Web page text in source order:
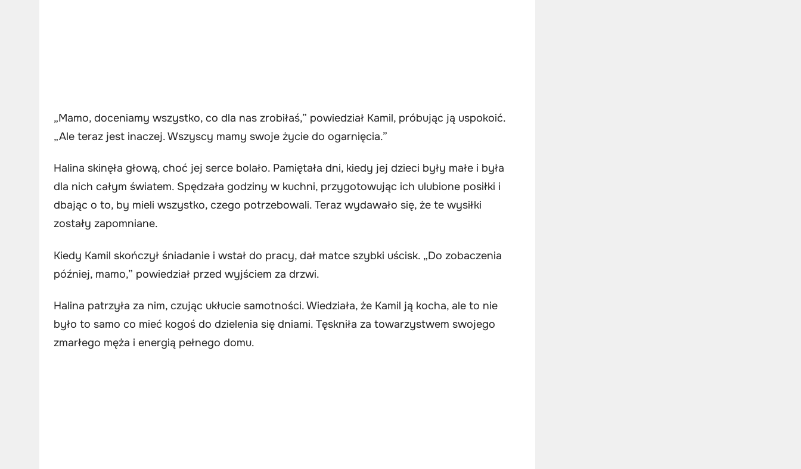
„Mamo, doceniamy wszystko, co dla nas zrobiłaś,” powiedział Kamil, próbując ją uspokoić.
„Ale teraz jest inaczej. Wszyscy mamy swoje życie do ogarnięcia.”
Halina skinęła głową, choć jej serce bolało. Pamiętała dni, kiedy jej dzieci były małe i była
dla nich całym światem. Spędzała godziny w kuchni, przygotowując ich ulubione posiłki i
dbając o to, by mieli wszystko, czego potrzebowali. Teraz wydawało się, że te wysiłki
zostały zapomniane.
Kiedy Kamil skończył śniadanie i wstał do pracy, dał matce szybki uścisk. „Do zobaczenia
później, mamo,” powiedział przed wyjściem za drzwi.
Halina patrzyła za nim, czując ukłucie samotności. Wiedziała, że Kamil ją kocha, ale to nie
było to samo co mieć kogoś do dzielenia się dniami. Tęskniła za towarzystwem swojego
zmarłego męża i energią pełnego domu.